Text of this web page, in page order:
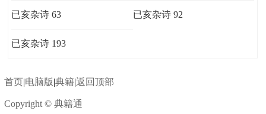
已亥杂诗 63 已亥杂诗 92
已亥杂诗 193
首页|电脑版|典籍|返回顶部
Copyright © 典籍通